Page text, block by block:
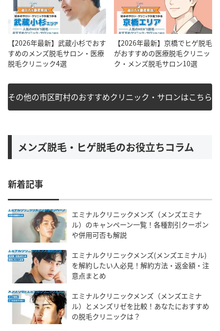
【2026年最新】武蔵小杉でおす
すめのメンズ脱毛サロン・医療
脱毛クリニック4選
【2026年最新】京橋でヒゲ脱毛
がおすすめの医療脱毛クリニッ
ク・メンズ脱毛サロン10選
その他の市区町村のおすすめクリニック・サロンはこちら
メンズ脱毛・ヒゲ脱毛のお役立ちコラム
新着記事
エミナルクリニックメンズ（メンズエミナ
ル）のキャンペーン一覧！各種割引クーポン
や併用可否も解説
エミナルクリニックメンズ(メンズエミナル)
を解約したい人必見！解約方法・返金額・注
意点まとめ
エミナルクリニックメンズ（メンズエミナ
ル）とメンズリゼを比較！あなたにおすすめ
の脱毛クリニックは？